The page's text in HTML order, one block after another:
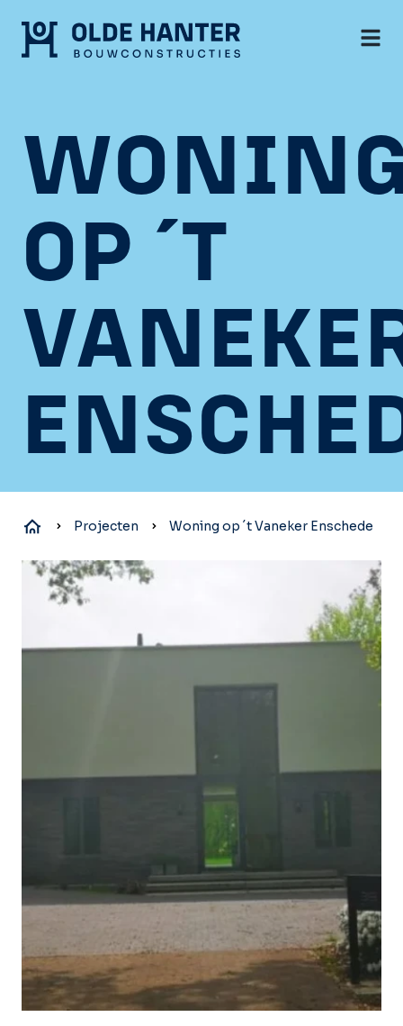
OP ´T
Projecten Woning op ´t Vaneker Enschede